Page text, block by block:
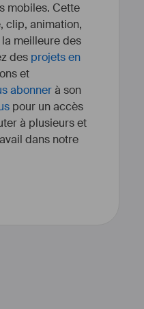
mobiles. Cette
clip, animation,
meilleure des
des projets en
et
abonnerà son
pour un accès
à plusieurs et
dans notre